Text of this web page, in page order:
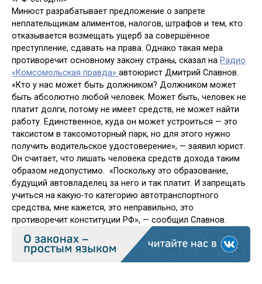
Минюст разрабатывает предложение о запрете
неплательщикам алиментов, налогов, штрафов и тем, кто
отказывается возмещать ущерб за совершённое
преступление, сдавать на права. Однако такая мера
противоречит основному закону страны, сказал на Радио
«Комсомольская правда» автоюрист Дмитрий Славнов.
«Кто у нас может быть должником? Должником может
быть абсолютно любой человек. Может быть, человек не
платит долги, потому не имеет средств, не может найти
работу. Единственное, куда он может устроиться — это
таксистом в таксомоторный парк, но для этого нужно
получить водительское удостоверение», — заявил юрист.
Он считает, что лишать человека средств дохода таким
образом недопустимо. «Поскольку это образование,
будущий автовладелец за него и так платит. И запрещать
учиться на какую-то категорию автотранспортного
средства, мне кажется, это неправильно, это
противоречит конституции РФ», — сообщил Славнов.